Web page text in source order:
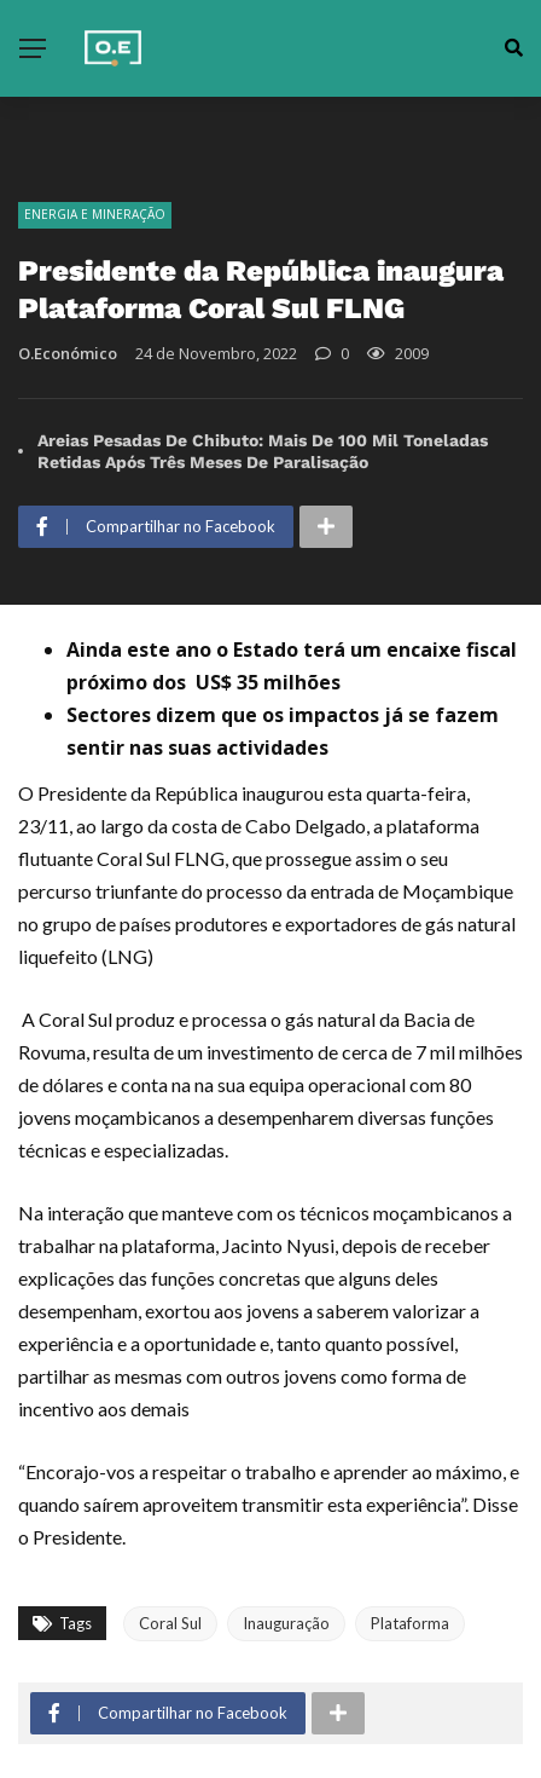
ENERGIA E MINERAÇÃO
Presidente da República inaugura
Plataforma Coral Sul FLNG
O.Económico 24 de Novembro, 2022 0 2009
Areias Pesadas De Chibuto: Mais De 100 Mil Toneladas
Retidas Após Três Meses De Paralisação
Compartilhar no Facebook
Ainda este ano o Estado terá um encaixe fiscal
próximo dos US$ 35 milhões
Sectores dizem que os impactos já se fazem
sentir nas suas actividades
O Presidente da República inaugurou esta quarta-feira,
23/11, ao largo da costa de Cabo Delgado, a plataforma
flutuante Coral Sul FLNG, que prossegue assim o seu
percurso triunfante do processo da entrada de Moçambique
no grupo de países produtores e exportadores de gás natural
liquefeito (LNG)
A Coral Sul produz e processa o gás natural da Bacia de
Rovuma, resulta de um investimento de cerca de 7 mil milhões
de dólares e conta na na sua equipa operacional com 80
jovens moçambicanos a desempenharem diversas funções
técnicas e especializadas.
Na interação que manteve com os técnicos moçambicanos a
trabalhar na plataforma, Jacinto Nyusi, depois de receber
explicações das funções concretas que alguns deles
desempenham, exortou aos jovens a saberem valorizar a
experiência e a oportunidade e, tanto quanto possível,
partilhar as mesmas com outros jovens como forma de
incentivo aos demais
“Encorajo-vos a respeitar o trabalho e aprender ao máximo, e
quando saírem aproveitem transmitir esta experiência”. Disse
o Presidente.
Tags Coral Sul Inauguração Plataforma
Compartilhar no Facebook